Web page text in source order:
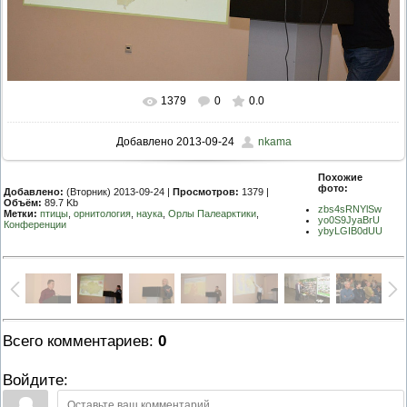
1379 0 0.0
Добавлено2013-09-24 nkama
Добавлено: (Вторник) 2013-09-24 | Просмотров: 1379 |
Объём: 89.7 Kb
Метки: птицы, орнитология, наука, Орлы Палеарктики,
Конференции
Похожие
фото:
zbs4sRNYlSw
yo0S9JyaBrU
ybyLGIB0dUU
Всего комментариев: 0
Войдите: